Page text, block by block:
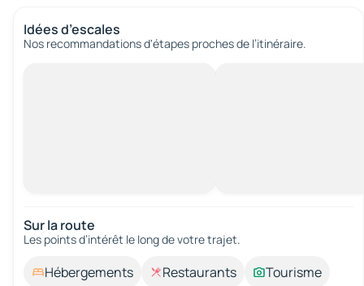
Idées d’escales
Nos recommandations d'étapes proches de l’itinéraire.
Sur la route
Les points d’intérêt le long de votre trajet.
Hébergements Restaurants
Tourisme